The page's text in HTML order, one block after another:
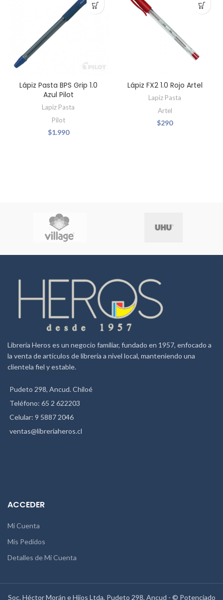
Lápiz Pasta BPS Grip 1.0
Azul Pilot
Lapiz Pasta
Pilot
$1.990
Lápiz FX2 1.0 Rojo Artel
Lapiz Pasta
Artel
$290
Librería Heros es un negocio familiar, fundado en 1957, enfocado a
la venta de artículos de librería a nivel local, manteniendo una
clientela fiel y estable.
Pudeto 298, Ancud. Chiloé
Teléfono: 65 2 622203
Celular: 9 5887 2046
ventas@libreriaheros.cl
ACCEDER
Mi Cuenta
Mis Pedidos
Detalles de Mi Cuenta
Soc. Héctor Morán e Hijos Ltda, Pudeto 298, Ancud - © Potenciado